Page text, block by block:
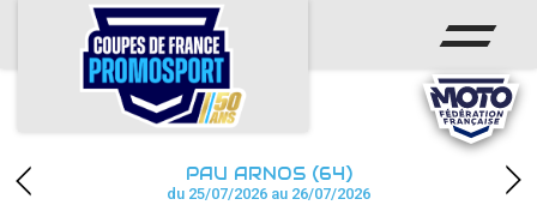
ACCUEIL
ACTUS
CALENDRIER
CHAMPIONNATPAU ARNOS (64)
du 25/07/2026 au 26/07/2026